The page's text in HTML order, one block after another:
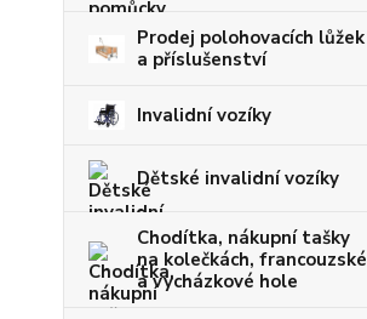
Prodej polohovacích lůžek
a příslušenství
Invalidní vozíky
Dětské invalidní vozíky
Chodítka, nákupní tašky
na kolečkách, francouzské
a vycházkové hole